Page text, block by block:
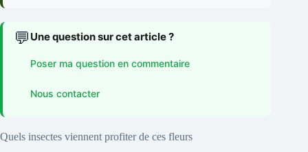
💬 Une question sur cet article ?
Poser ma question en commentaire
Nous contacter
Quels insectes viennent profiter de ces fleurs